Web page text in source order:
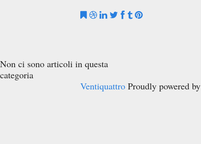
Non ci sono articoli in questa
categoria
Ventiquattro Proudly powered by